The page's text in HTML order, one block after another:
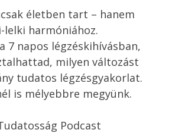
életben tart – hanem
harmóniához.
7 napos légzéskihívásban,
milyen változást
tudatos légzésgyakorlat.
is mélyebbre megyünk.
Podcast